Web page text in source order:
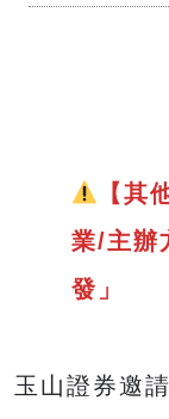
【其
業/主辦
發」
玉山證券邀